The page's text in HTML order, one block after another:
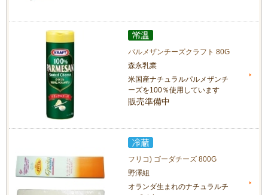
パルメザンチーズクラフト 80G
森永乳業
米国産ナチュラルパルメザンチ
ーズを100％使用しています
販売準備中
フリコ) ゴーダチーズ 800G
野澤組
オランダ生まれのナチュラルチ